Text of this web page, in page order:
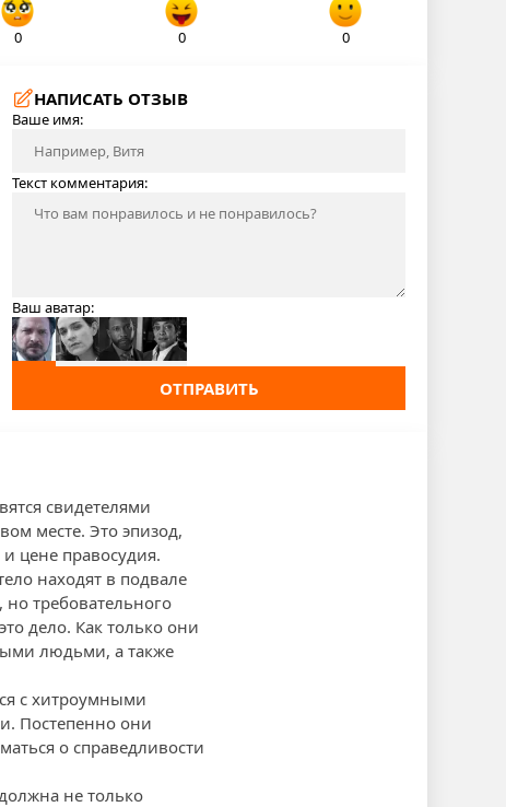
0 0 0
НАПИСАТЬ ОТЗЫВ
Ваше имя:
Текст комментария:
Ваш аватар:
ОТПРАВИТЬ
свидетелями
месте. Это эпизод,
цене правосудия.
находят в подвале
требовательного
дело. Как только они
людьми, а также
с хитроумными
Постепенно они
о справедливости
не только